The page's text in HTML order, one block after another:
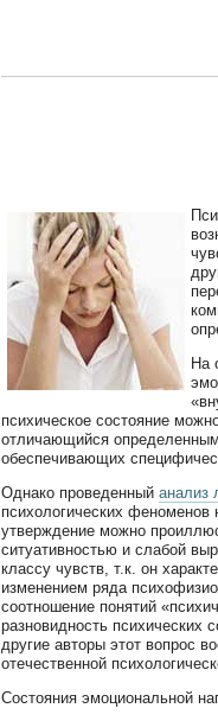
На
психическое состояние
отличающийся
обеспечивающих
Однако проведенный анализ
психологических феноменов
утверждение можно
ситуативностью и слабой
классу чувств, т.к. он
изменением ряда
соотношение понятий
разновидность психических
другие авторы этот вопрос
отечественной
Состояния эмоциональной